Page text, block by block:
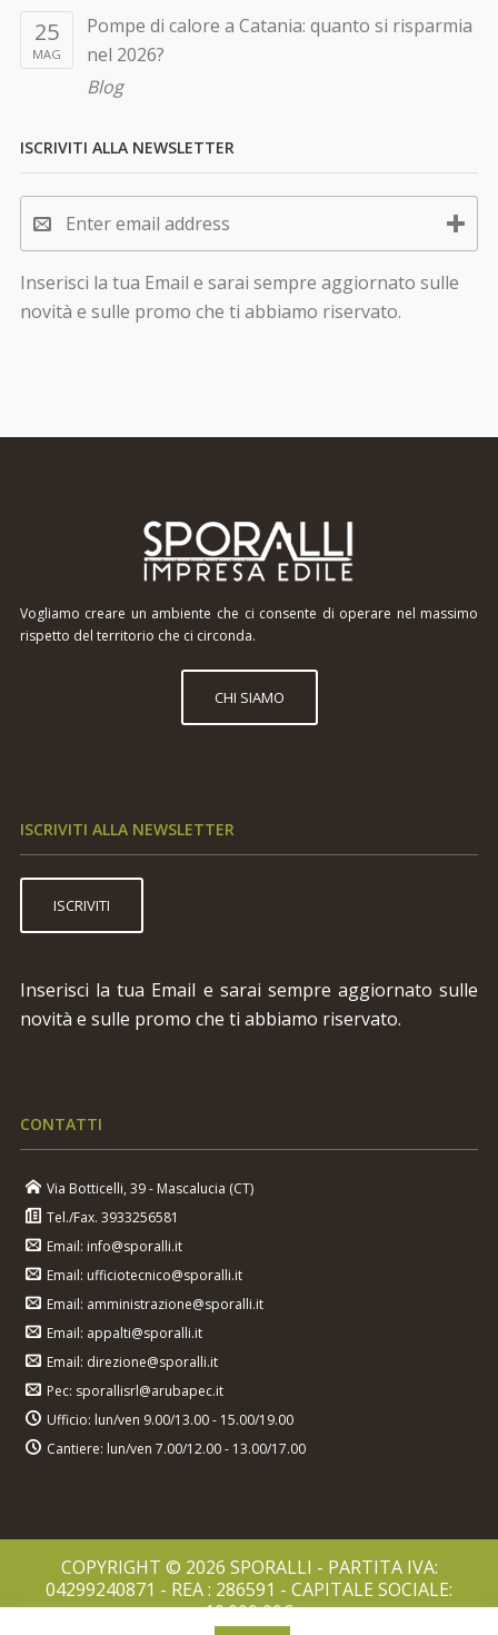
25
MAG
Pompe di calore a Catania: quanto si risparmia
nel 2026?
Blog
ISCRIVITI ALLA NEWSLETTER
Inserisci la tua Email e sarai sempre aggiornato sulle
novità e sulle promo che ti abbiamo riservato.
Vogliamo creare un ambiente che ci consente di operare nel massimo
rispetto del territorio che ci circonda.
CHI SIAMO
ISCRIVITI ALLA NEWSLETTER
ISCRIVITI
Inserisci la tua Email e sarai sempre aggiornato sulle
novità e sulle promo che ti abbiamo riservato.
CONTATTI
Via Botticelli, 39 - Mascalucia (CT)
Tel./Fax. 3933256581
Email: info@sporalli.it
Email: ufficiotecnico@sporalli.it
Email: amministrazione@sporalli.it
Email: appalti@sporalli.it
Email: direzione@sporalli.it
Pec: sporallisrl@arubapec.it
Ufficio: lun/ven 9.00/13.00 - 15.00/19.00
Cantiere: lun/ven 7.00/12.00 - 13.00/17.00
COPYRIGHT © 2026 SPORALLI - PARTITA IVA:
04299240871 - REA : 286591 - CAPITALE SOCIALE:
10.000,00€